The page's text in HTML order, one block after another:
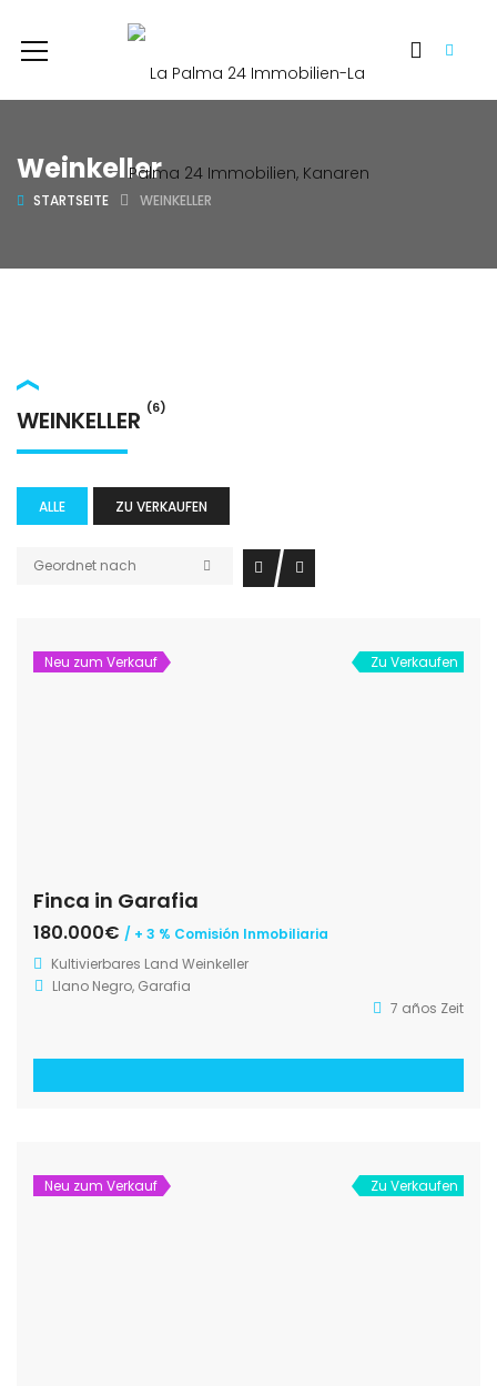
Weinkeller
STARTSEITE WEINKELLER
WEINKELLER (6)
ALLE ZU VERKAUFEN
Geordnet nach
Neu zum Verkauf Zu Verkaufen
Finca in Garafia
180.000€ / + 3 % Comisión Inmobiliaria
Kultivierbares Land Weinkeller
Llano Negro, Garafia
7 años Zeit
Neu zum Verkauf Zu Verkaufen